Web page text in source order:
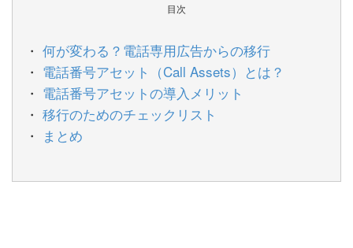
目次
何が変わる？電話専用広告からの移行
電話番号アセット（Call Assets）とは？
電話番号アセットの導入メリット
移行のためのチェックリスト
まとめ